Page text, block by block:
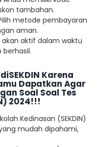
tambahan.
metode pembayaran
aman.
akan aktif dalam waktu
Karena
Dapatkan Agar
Soal Soal Tes
2024!!!
Kedinasan (SEKDIN)
mudah dipahami,